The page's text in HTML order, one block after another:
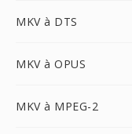
MKV à DTS
MKV à OPUS
MKV à MPEG-2